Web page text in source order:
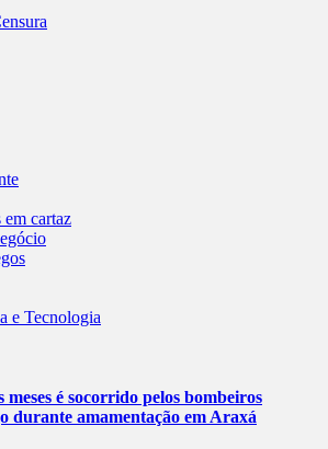
em cartaz
e Tecnologia
meses é socorrido pelos bombeiros
durante amamentação em Araxá